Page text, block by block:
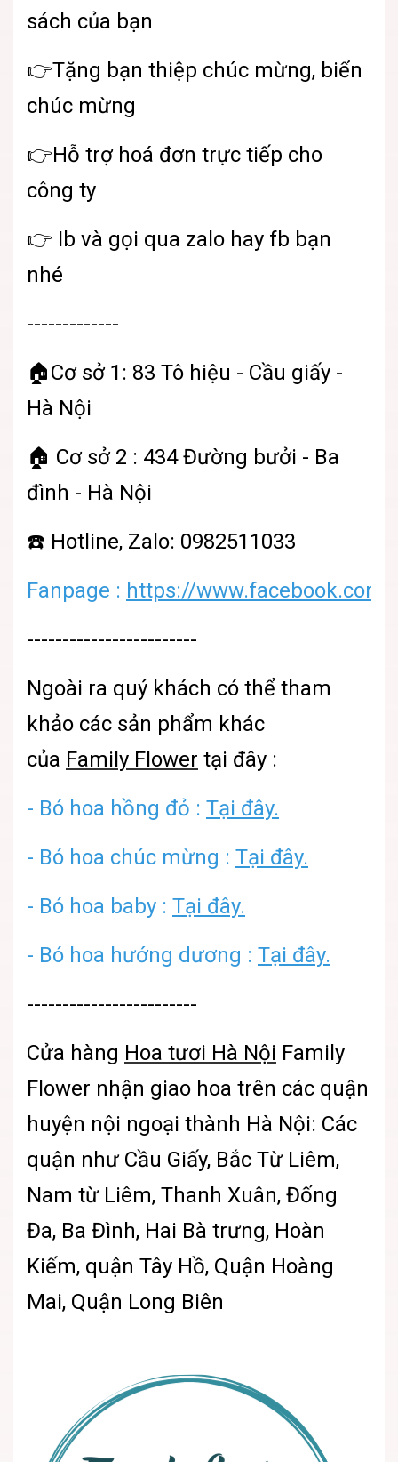
sách của bạn
👉Tặng bạn thiệp chúc mừng, biển
chúc mừng
👉Hỗ trợ hoá đơn trực tiếp cho
công ty
👉 Ib và gọi qua zalo hay fb bạn
nhé
-------------
🏠Cơ sở 1: 83 Tô hiệu - Cầu giấy -
Hà Nội
🏠 Cơ sở 2 : 434 Đường bưởi - Ba
đình - Hà Nội
☎️ Hotline, Zalo: 0982511033
Fanpage : https://
------------------------
Ngoài ra quý khách có thể tham
khảo các sản phẩm khác
của Family Flower tại đây :
- Bó hoa hồng đỏ : Tại đây.
- Bó hoa chúc mừng : Tại đây.
- Bó hoa baby : Tại đây.
- Bó hoa hướng dương : Tại đây.
------------------------
Cửa hàng Hoa tươi Hà Nội Family
Flower nhận giao hoa trên các quận
huyện nội ngoại thành Hà Nội: Các
quận như Cầu Giấy, Bắc Từ Liêm,
Nam từ Liêm, Thanh Xuân, Đống
Đa, Ba Đình, Hai Bà trưng, Hoàn
Kiếm, quận Tây Hồ, Quận Hoàng
Mai, Quận Long Biên